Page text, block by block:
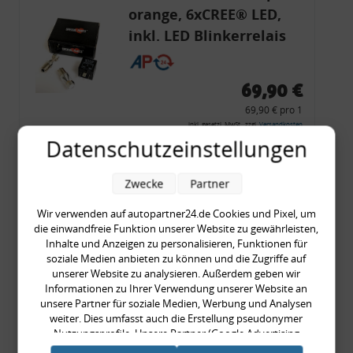
orange, 6xCREE® LED,
inkl. LED Blinkerrelais
CF 14
69,90 €
69,90 € pro 1
inkl. gesetzl. MwSt., zzgl.Versandkosten
Merkzettel
Zum Artikel
Rückleuchtenband mit
Blinker, rot, US-Ecken,
Audi 80 Cabrio, Typ 89,
OE-Nr.: 8G0945225 +
8G0945225C
999,99 €
Datenschutzeinstellungen
Wir verwenden auf autopartner24.de Cookies und Pixel, um
die einwandfreie Funktion unserer Website zu gewährleisten,
Inhalte und Anzeigen zu personalisieren, Funktionen für
soziale Medien anbieten zu können und die Zugriffe auf
unserer Website zu analysieren. Außerdem geben wir
Informationen zu Ihrer Verwendung unserer Website an
unsere Partner für soziale Medien, Werbung und Analysen
weiter. Dies umfasst auch die Erstellung pseudonymer
Nutzungsprofile. Unsere Partner (Google Advertising
Products) führen diese Informationen möglicherweise mit
Zwecke Partner